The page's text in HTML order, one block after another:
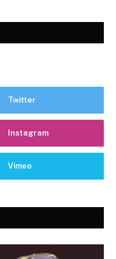
Twitter
Instagram
Vimeo